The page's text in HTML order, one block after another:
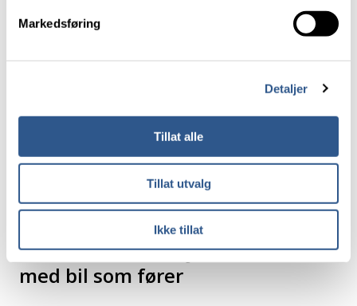
Markedsføring
Detaljer
Tillat alle
Tillat utvalg
Ikke tillat
eller svært god tilgang til kollektivtilbud der de bor.
Tromsø trekker landssnittet opp, med 88 prosent
god eller svært god tilgang. Dette er høyest i landet.
Oslo/Akershus følger tett på, der 85 prosent har
svart at de har god eller svært god tilgang. Den
laveste andelen som er fornøyd eller svært fornøyd
finner vi i Nedre Glomma, der 47 prosent har svart
dette.
De fleste reiser til jobb er foretatt
med bil som fører